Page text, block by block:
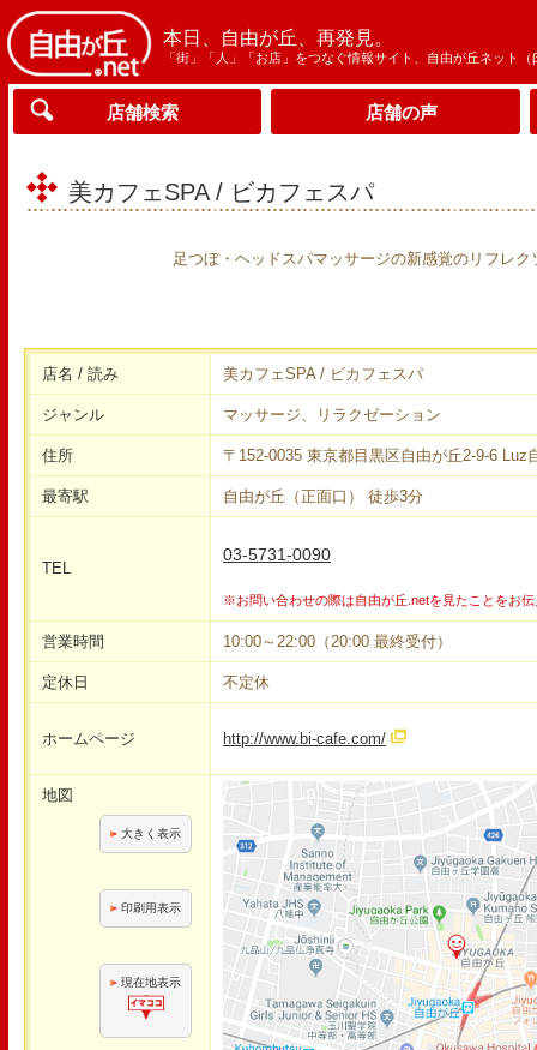
本日、自由が丘、再発見。
「街」「人」「お店」をつなぐ情報サイト、自由が丘ネット（
店舗検索 店舗の声
美カフェSPA / ビカフェスパ
足つぼ・ヘッドスパマッサージの新感覚のリフレク
店名 / 読み 美カフェSPA / ビカフェスパ
ジャンル マッサージ、リラクゼーション
住所 〒152-0035 東京都目黒区自由が丘2-9-6 Luz
最寄駅 自由が丘（正面口） 徒歩3分
TEL
03-5731-0090
※お問い合わせの際は自由が丘.netを見たことをお
営業時間 10:00～22:00（20:00 最終受付）
定休日 不定休
ホームページ http://www.bi-cafe.com/
地図
大きく表示
印刷用表示
現在地表示